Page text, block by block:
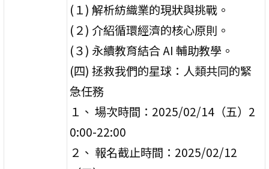
(１) 解析紡織業的現狀與挑戰。
(２) 介紹循環經濟的核心原則。
(３) 永續教育結合 AI 輔助教學。
(四) 拯救我們的星球：人類共同的緊
急任務
１、 場次時間：2025/02/14（五）2
0:00-22:00
２、 報名截止時間：2025/02/12